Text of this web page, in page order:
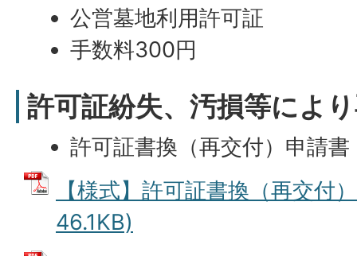
公営墓地利用許可証
手数料300円
許可証紛失、汚損等によ
許可証書換（再交付）申請書
【様式】許可証書換（再交付
46.1KB)